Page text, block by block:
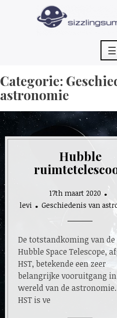
☰
Categorie:
astronomie
Hubble
17th maart 2020
levi
Geschiedenis van
De totstandkoming van de
Hubble Space Telescope,
HST, betekende een zeer
belangrijke vooruitgang in
wereld van de astronomie.
HST is ve